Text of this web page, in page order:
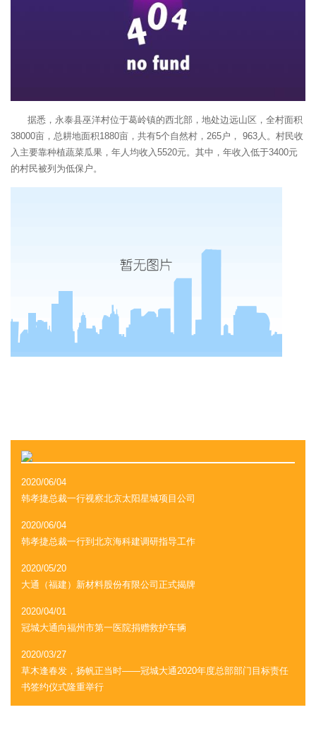
据悉，永泰县巫洋村位于葛岭镇的西北部，地处边远山区，全村面积
38000亩，总耕地面积1880亩，共有5个自然村，265户， 963人。村民收
入主要靠种植蔬菜瓜果，年人均收入5520元。其中，年收入低于3400元
的村民被列为低保户。
2020/06/04
韩孝捷总裁一行视察北京太阳星城项目公司
2020/06/04
韩孝捷总裁一行到北京海科建调研指导工作
2020/05/20
大通（福建）新材料股份有限公司正式揭牌
2020/04/01
冠城大通向福州市第一医院捐赠救护车辆
2020/03/27
草木逢春发，扬帆正当时——冠城大通2020年度总部部门目标责任
书签约仪式隆重举行